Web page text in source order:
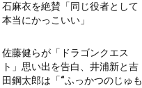
石麻衣を絶賛「同じ役者として
本当にかっこいい」
佐藤健らが「ドラゴンクエス
ト」思い出を告白、井浦新と吉
田鋼太郎は「“ふっかつのじゅも